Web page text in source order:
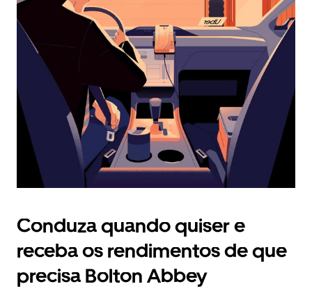
data.
Prima
o
botão
o
calendário.
Conduza quando quiser e
receba os rendimentos de que
precisa Bolton Abbey